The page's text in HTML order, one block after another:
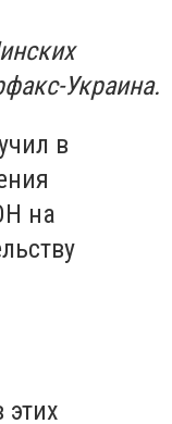
Украина.
в
на